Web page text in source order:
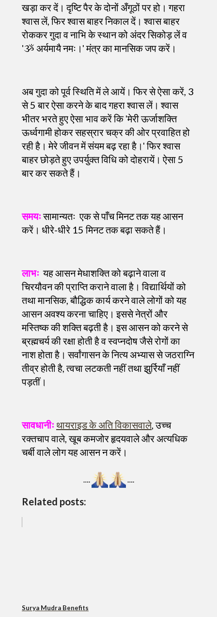
खड़ा कर दें। दृष्टि पैर के दोनों अँगूठों पर हो। गहरा
श्वास लें, फिर श्वास बाहर निकाल दें। श्वास बाहर
रोककर गुदा व नाभि के स्थान को अंदर सिकोड़ लें व
ʹૐ अर्यमायै नमः।ʹ मंत्र का मानसिक जप करें।
अब गुदा को पूर्व स्थिति में ले आयें। फिर से ऐसा करें, 3
से 5 बार ऐसा करने के बाद गहरा श्वास लें। श्वास
भीतर भरते हुए ऐसा भाव करें कि ʹमेरी ऊर्जाशक्ति
ऊर्ध्वगामी होकर सहस्रार चक्र की ओर प्रवाहित हो
रही है। मेरे जीवन में संयम बढ़ रहा है।ʹ फिर श्वास
बाहर छोड़ते हुए उपर्युक्त विधि को दोहरायें। ऐसा 5
बार कर सकते हैं।
समयःसामान्यतः एक से पाँच मिनट तक यह आसन
करें। धीरे-धीरे 15 मिनट तक बढ़ा सकते हैं।
लाभः यह आसन मेधाशक्ति को बढ़ाने वाला व
चिरयौवन की प्राप्ति कराने वाला है। विद्यार्थियों को
तथा मानसिक, बौद्धिक कार्य करने वाले लोगों को यह
आसन अवश्य करना चाहिए। इससे नेत्रों और
मस्तिष्क की शक्ति बढ़ती है। इस आसन को करने से
ब्रह्मचर्य की रक्षा होती है व स्वप्नदोष जैसे रोगों का
नाश होता है। सर्वांगासन के नित्य अभ्यास से जठराग्नि
तीव्र होती है, त्वचा लटकती नहीं तथा झुर्रियाँ नहीं
पड़तीं।
सावधानीः थायराइड के अति विकासवाले, उच्च
रक्तचाप वाले, खूब कमजोर हृदयवाले और अत्यधिक
चर्बी वाले लोग यह आसन न करें।
…. ….
Related posts:
Surya Mudra Benefits